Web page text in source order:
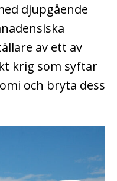
djupgående
av ett av
krig som syftar
och bryta dess